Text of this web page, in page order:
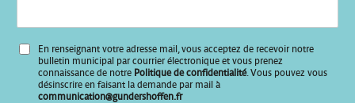
V
o
En renseignant votre adresse mail, vous acceptez de recevoir notre
bulletin municipal par courrier électronique et vous prenez
connaissance de notre Politique de confidentialité. Vous pouvez vous
désinscrire en faisant la demande par mail à
communication@gundershoffen.fr